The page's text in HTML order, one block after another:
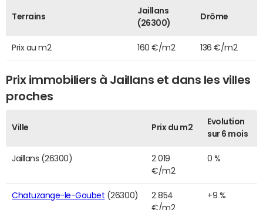
Terrains
Jaillans
(26300)
Drôme
Prix au m2 160 €/m2 136 €/m2
Prix immobiliers à Jaillans et dans les villes
proches
Ville Prix du m2
Evolution
sur 6 mois
Jaillans (26300)
2 019
€/m2
0 %
Chatuzange-le-Goubet (26300)
2 854
€/m2
+9 %